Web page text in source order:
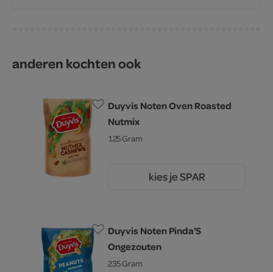
anderen kochten ook
Duyvis Noten Oven Roasted
Nutmix
125 Gram
kies je SPAR
Duyvis Noten Pinda'S
Ongezouten
235 Gram